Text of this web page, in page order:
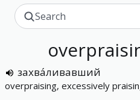
захва́ливавший
overpraising, excessively